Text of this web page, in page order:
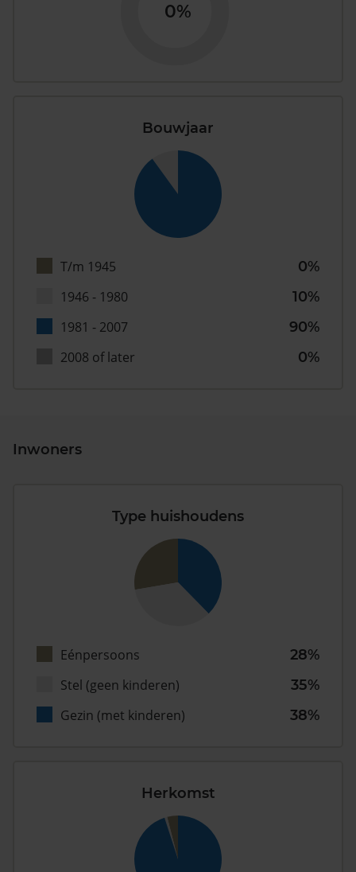
0%
Bouwjaar
T/m 1945
0%
1946 - 1980
10%
1981 - 2007
90%
2008 of later
0%
Inwoners
Type huishoudens
Eénpersoons
28%
Stel (geen kinderen)
35%
Gezin (met kinderen)
38%
Herkomst